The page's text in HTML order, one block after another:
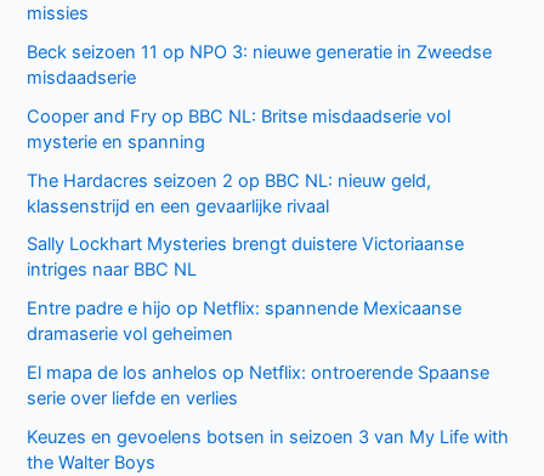
missies
Beck seizoen 11 op NPO 3: nieuwe generatie in Zweedse
misdaadserie
Cooper and Fry op BBC NL: Britse misdaadserie vol
mysterie en spanning
The Hardacres seizoen 2 op BBC NL: nieuw geld,
klassenstrijd en een gevaarlijke rivaal
Sally Lockhart Mysteries brengt duistere Victoriaanse
intriges naar BBC NL
Entre padre e hijo op Netflix: spannende Mexicaanse
dramaserie vol geheimen
El mapa de los anhelos op Netflix: ontroerende Spaanse
serie over liefde en verlies
Keuzes en gevoelens botsen in seizoen 3 van My Life with
the Walter Boys